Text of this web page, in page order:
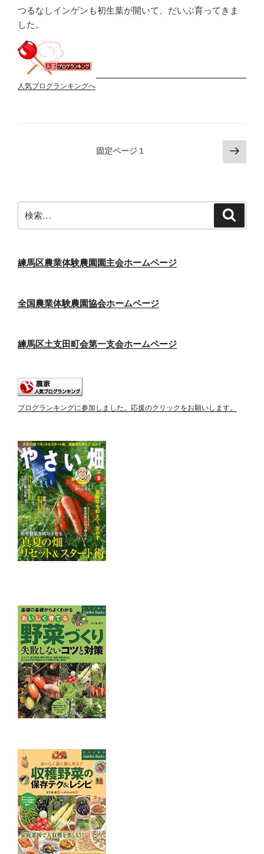
つるなしインゲンも初生葉が開いて、だいぶ育ってきま
した。
人気ブログランキングへ
ー
ジ
り
固定ページ 1
次
の
ジ
索:
練馬区農業体験農園園主会ホームページ
全国農業体験農園協会ホームページ
練馬区土支田町会第一支会ホームページ
ブログランキングに参加しました。応援のクリックをお願いします。